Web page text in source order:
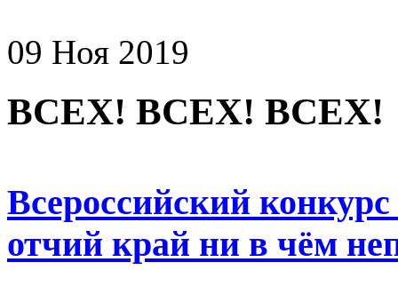
09 Ноя 2019
ВСЕХ! ВСЕХ! ВСЕХ!
Всероссийский
отчий край ни в чём